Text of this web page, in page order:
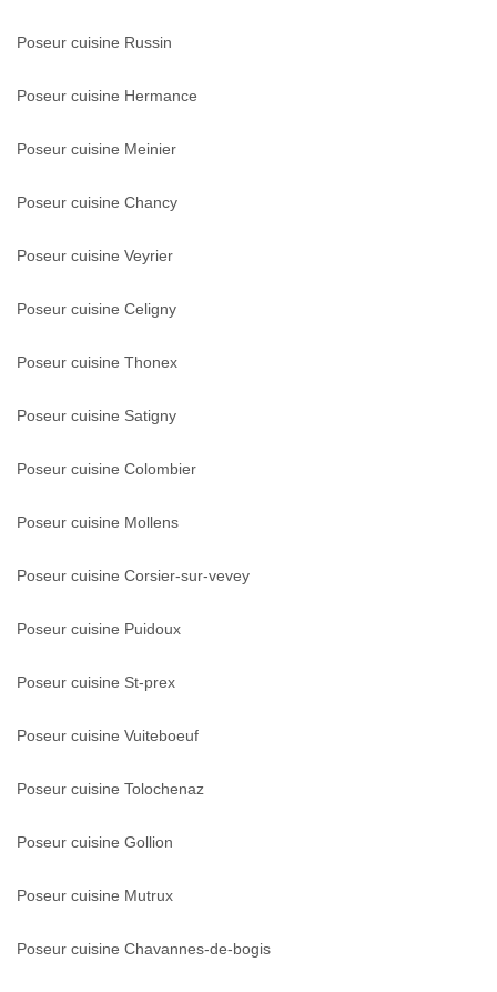
Poseur cuisine Russin
Poseur cuisine Hermance
Poseur cuisine Meinier
Poseur cuisine Chancy
Poseur cuisine Veyrier
Poseur cuisine Celigny
Poseur cuisine Thonex
Poseur cuisine Satigny
Poseur cuisine Colombier
Poseur cuisine Mollens
Poseur cuisine Corsier-sur-vevey
Poseur cuisine Puidoux
Poseur cuisine St-prex
Poseur cuisine Vuiteboeuf
Poseur cuisine Tolochenaz
Poseur cuisine Gollion
Poseur cuisine Mutrux
Poseur cuisine Chavannes-de-bogis